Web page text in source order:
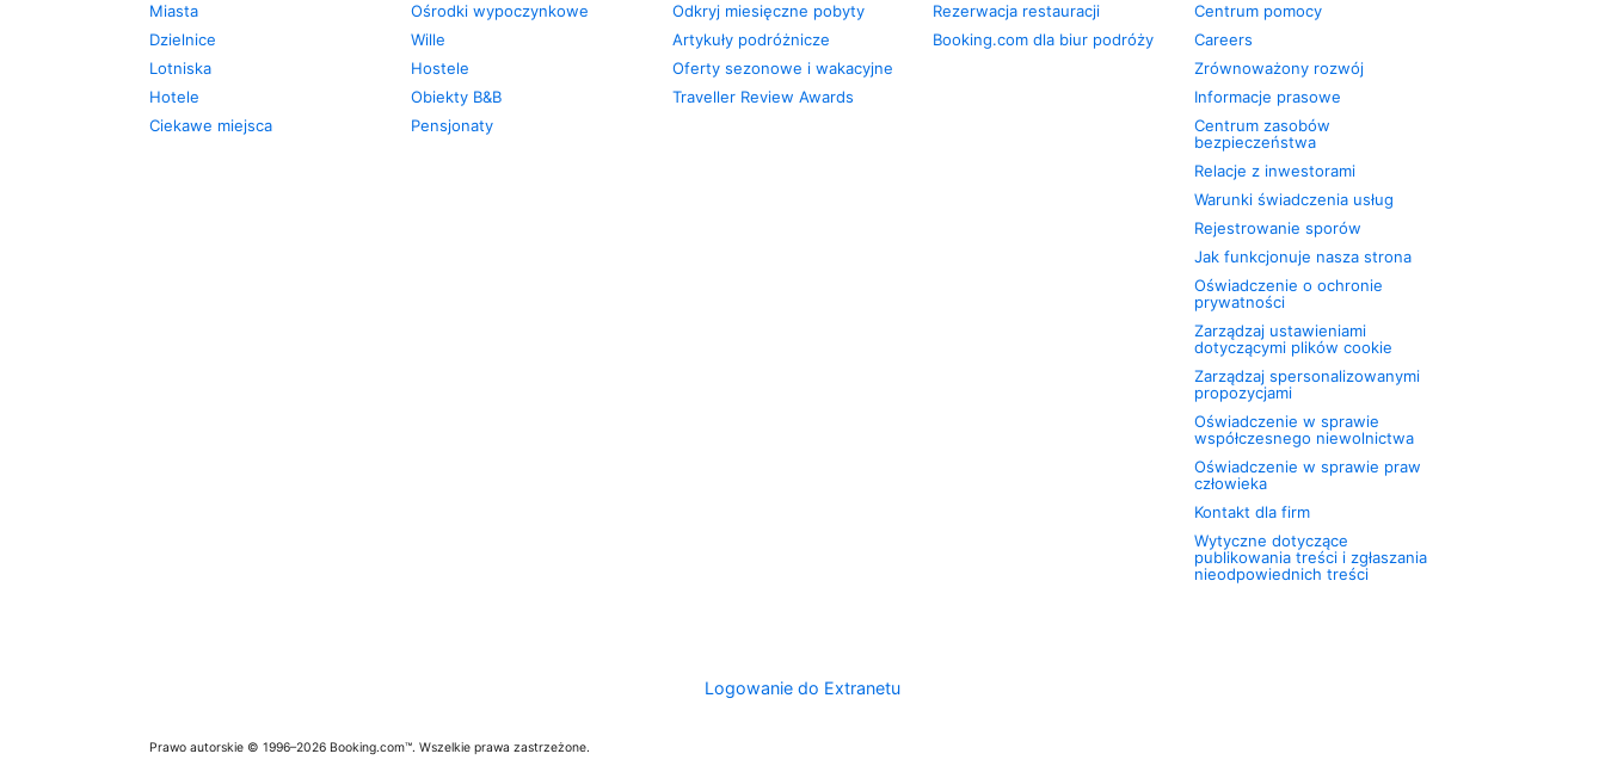
Miasta
Dzielnice
Lotniska
Hotele
Ciekawe miejsca
Ośrodki wypoczynkowe
Wille
Hostele
Obiekty B&B
Pensjonaty
Odkryj miesięczne pobyty
Artykuły podróżnicze
Oferty sezonowe i wakacyjne
Traveller Review Awards
Rezerwacja restauracji
Booking.com dla biur podróży
Centrum pomocy
Careers
Zrównoważony rozwój
Informacje prasowe
Centrum zasobów
bezpieczeństwa
Relacje z inwestorami
Warunki świadczenia usług
Rejestrowanie sporów
Jak funkcjonuje nasza strona
Oświadczenie o ochronie
prywatności
Zarządzaj ustawieniami
dotyczącymi plików cookie
Zarządzaj spersonalizowanymi
propozycjami
Oświadczenie w sprawie
współczesnego niewolnictwa
Oświadczenie w sprawie praw
człowieka
Kontakt dla firm
Wytyczne dotyczące
publikowania treści i zgłaszania
nieodpowiednich treści
Logowanie do Extranetu
Prawo autorskie © 1996–2026 Booking.com™. Wszelkie prawa zastrzeżone.